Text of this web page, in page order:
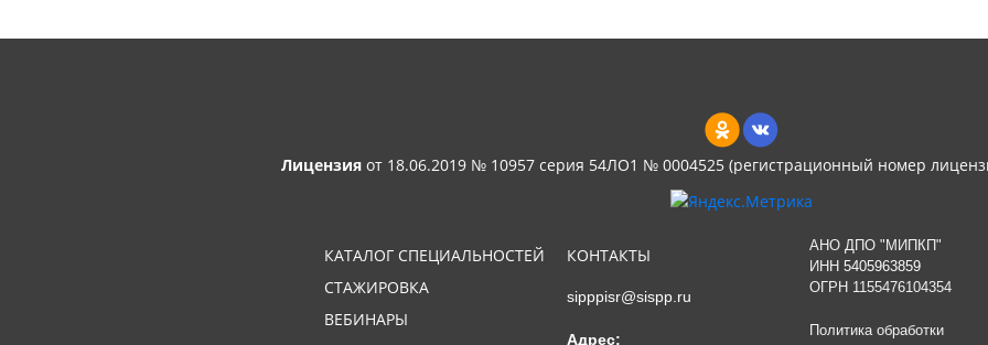
Лицензия от 18.06.2019 № 10957 серия 54ЛО1 № 0004525 (регистрационный номер
КАТАЛОГ СПЕЦИАЛЬНОСТЕЙ
СТАЖИРОВКА
ВЕБИНАРЫ
КОНТАКТЫ
sipppisr@sispp.ru
Адрес:
АНО ДПО "МИПКП"
ИНН 5405963859
ОГРН 1155476104354
Политика обработки